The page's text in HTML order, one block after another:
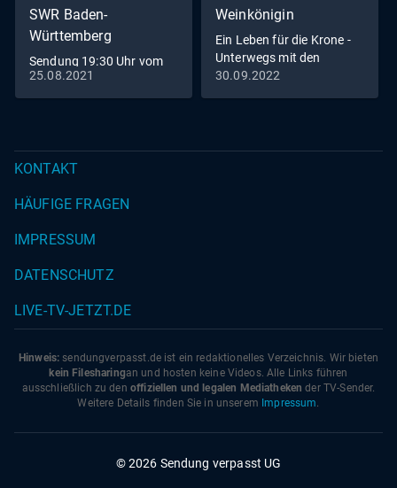
SWR Baden-
Württemberg
Sendung 19:30 Uhr vom
25.8.2021
25.08.2021
Weinkönigin
Ein Leben für die Krone -
Unterwegs mit den
Weinköniginnen
30.09.2022
KONTAKT
HÄUFIGE FRAGEN
IMPRESSUM
DATENSCHUTZ
LIVE-TV-JETZT.DE
Hinweis: sendungverpasst.de ist ein redaktionelles Verzeichnis. Wir bieten
kein Filesharingan und hosten keine Videos. Alle Links führen
ausschließlich zu den offiziellen und legalen Mediatheken der TV-Sender.
Weitere Details finden Sie in unserem Impressum.
© 2026 Sendung verpasst UG